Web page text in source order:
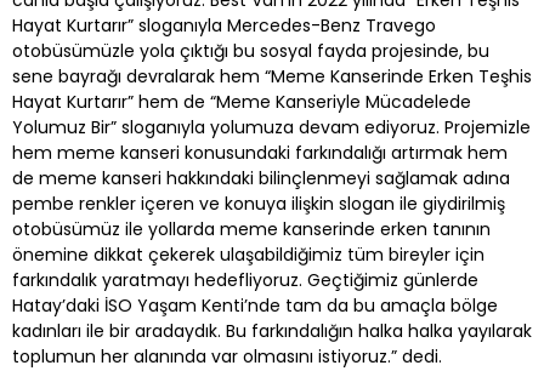
Hayat Kurtarır” sloganıyla Mercedes-Benz Travego
otobüsümüzle yola çıktığı bu sosyal fayda projesinde, bu
sene bayrağı devralarak hem “Meme Kanserinde Erken Teşhis
Hayat Kurtarır” hem de “Meme Kanseriyle Mücadelede
Yolumuz Bir” sloganıyla yolumuza devam ediyoruz. Projemizle
hem meme kanseri konusundaki farkındalığı artırmak hem
de meme kanseri hakkındaki bilinçlenmeyi sağlamak adına
pembe renkler içeren ve konuya ilişkin slogan ile giydirilmiş
otobüsümüz ile yollarda meme kanserinde erken tanının
önemine dikkat çekerek ulaşabildiğimiz tüm bireyler için
farkındalık yaratmayı hedefliyoruz. Geçtiğimiz günlerde
Hatay’daki İSO Yaşam Kenti’nde tam da bu amaçla bölge
kadınları ile bir aradaydık. Bu farkındalığın halka halka yayılarak
toplumun her alanında var olmasını istiyoruz.” dedi.